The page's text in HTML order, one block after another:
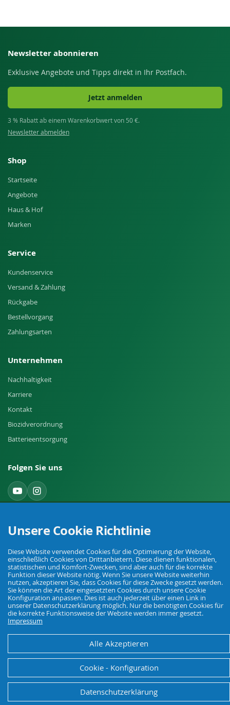
Newsletter abonnieren
Exklusive Angebote und Tipps direkt in Ihr Postfach.
Jetzt anmelden
3 % Rabatt ab einem Warenkorbwert von 50 €.
Newsletter abmelden
Shop
Startseite
Angebote
Haus & Hof
Marken
Service
Kundenservice
Versand & Zahlung
Rückgabe
Bestellvorgang
Zahlungsarten
Unternehmen
Nachhaltigkeit
Karriere
Kontakt
Biozidverordnung
Batterieentsorgung
Folgen Sie uns
Ihr Fachhandel für Landwirtschaft, Viehhaltung, Haus, Hof und Garten.
© Agrarking. Alle Rechte vorbehalten.
WiderrufsbelehrungImpressum
Unsere Cookie Richtlinie
Diese Website verwendet Cookies für die Optimierung der Website,
einschließlich Cookies von Drittanbietern. Diese dienen funktionalen,
statistischen und Komfort-Zwecken, sind aber auch für die korrekte
Funktion dieser Website nötig. Wenn Sie unsere Website weiterhin
nutzen, akzeptieren Sie, dass Cookies für diese Zwecke gesetzt werden.
Sie können die Art der eingesetzten Cookies durch unsere Cookie
Konfiguration anpassen. Dies ist auch jederzeit über einen Link in
unserer Datenschutzerklärung möglich. Nur die benötigten Cookies für
die korrekte Funktionsweise der Website werden immer gesetzt.
Impressum
Alle Akzeptieren
Cookie - Konfiguration
Datenschutzerklärung